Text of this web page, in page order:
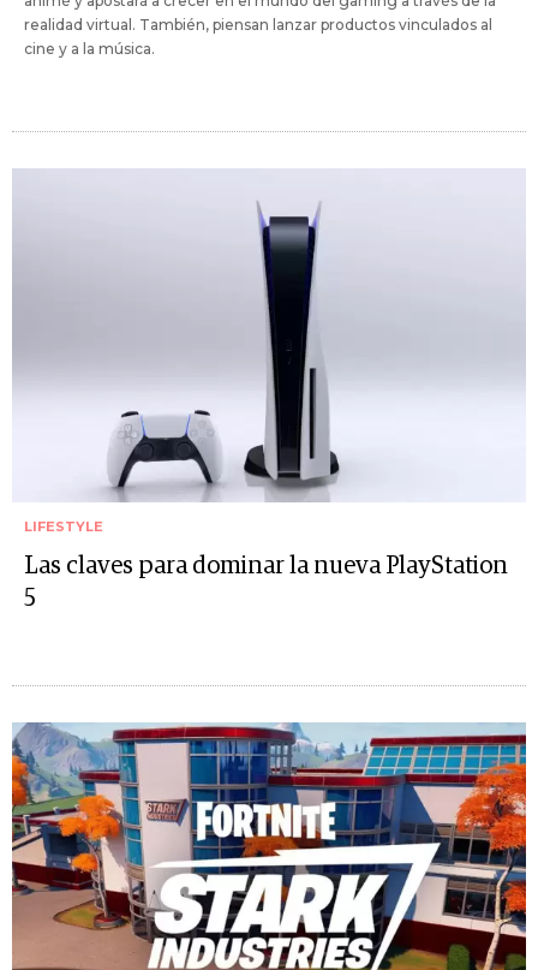
realidad virtual. También, piensan lanzar productos vinculados al
cine y a la música.
LIFESTYLE
Las claves para dominar la nueva PlayStation
5